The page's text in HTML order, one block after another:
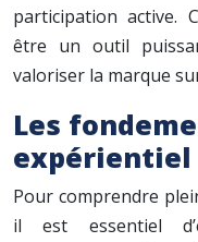
participation active.
être un outil
valoriser la marque
Les
expérientiel
Pour comprendre
il est essentiel